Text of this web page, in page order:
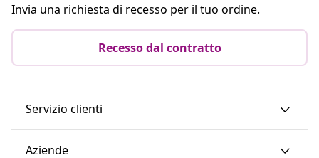
Invia una richiesta di recesso per il tuo ordine.
Recesso dal contratto
Servizio clienti
Aziende